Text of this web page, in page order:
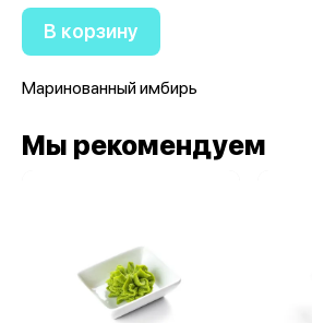
В корзину
Маринованный имбирь
Мы рекомендуем